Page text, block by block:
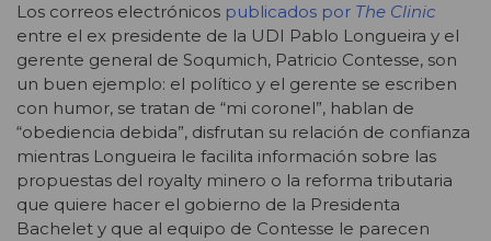
Los correos electrónicos publicados por The Clinic
entre el ex presidente de la UDI Pablo Longueira y el
gerente general de Soqumich, Patricio Contesse, son
un buen ejemplo: el político y el gerente se escriben
con humor, se tratan de “mi coronel”, hablan de
“obediencia debida”, disfrutan su relación de confianza
mientras Longueira le facilita información sobre las
propuestas del royalty minero o la reforma tributaria
que quiere hacer el gobierno de la Presidenta
Bachelet y que al equipo de Contesse le parecen